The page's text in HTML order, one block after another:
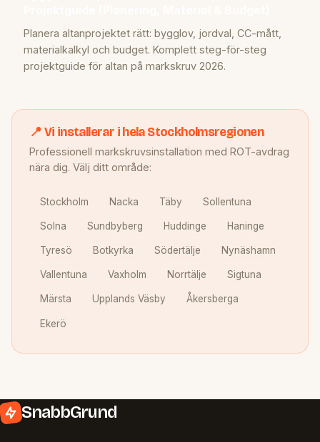
Planera altanprojektet rätt: bygglov, jordval, CC-mått,
materialkalkyl och budget. Komplett steg-för-steg
projektguide för altan på markskruv 2026.
📍 Vi installerar i hela Stockholmsregionen
Professionell markskruvsinstallation med ROT-avdrag
nära dig. Välj ditt område:
Stockholm Nacka Täby Sollentuna
Solna Sundbyberg Huddinge Haninge
Tyresö Botkyrka Södertälje Nynäshamn
Vallentuna Vaxholm Norrtälje Sigtuna
Märsta Upplands Väsby Åkersberga
Ekerö
SnabbGrund